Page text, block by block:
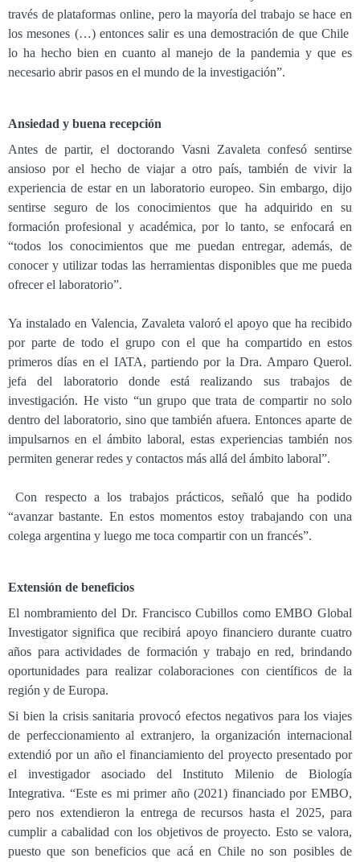
través de plataformas online, pero la mayoría del trabajo se hace en
los mesones (…) entonces salir es una demostración de que Chile
lo ha hecho bien en cuanto al manejo de la pandemia y que es
necesario abrir pasos en el mundo de la investigación”.
Ansiedad y buena recepción
Antes de partir, el doctorando Vasni Zavaleta confesó sentirse
ansioso por el hecho de viajar a otro país, también de vivir la
experiencia de estar en un laboratorio europeo. Sin embargo, dijo
sentirse seguro de los conocimientos que ha adquirido en su
formación profesional y académica, por lo tanto, se enfocará en
“todos los conocimientos que me puedan entregar, además, de
conocer y utilizar todas las herramientas disponibles que me pueda
ofrecer el laboratorio”.
Ya instalado en Valencia, Zavaleta valoró el apoyo que ha recibido
por parte de todo el grupo con el que ha compartido en estos
primeros días en el IATA, partiendo por la Dra. Amparo Querol.
jefa del laboratorio donde está realizando sus trabajos de
investigación. He visto “un grupo que trata de compartir no solo
dentro del laboratorio, sino que también afuera. Entonces aparte de
impulsarnos en el ámbito laboral, estas experiencias también nos
permiten generar redes y contactos más allá del ámbito laboral”.
Con respecto a los trabajos prácticos, señaló que ha podido
“avanzar bastante. En estos momentos estoy trabajando con una
colega argentina y luego me toca compartir con un francés”.
Extensión de beneficios
El nombramiento del Dr. Francisco Cubillos como EMBO Global
Investigator significa que recibirá apoyo financiero durante cuatro
años para actividades de formación y trabajo en red, brindando
oportunidades para realizar colaboraciones con científicos de la
región y de Europa.
Si bien la crisis sanitaria provocó efectos negativos para los viajes
de perfeccionamiento al extranjero, la organización internacional
extendió por un año el financiamiento del proyecto presentado por
el investigador asociado del Instituto Milenio de Biología
Integrativa. “Este es mi primer año (2021) financiado por EMBO,
pero nos extendieron la entrega de recursos hasta el 2025, para
cumplir a cabalidad con los objetivos de proyecto. Esto se valora,
puesto que son beneficios que acá en Chile no son posibles de